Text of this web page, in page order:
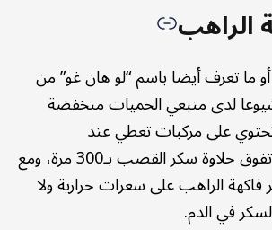
الراهب
ما تعرف أيضا باسم “لو هان غو” من
لدى متبعي الحميات منخفضة
تحتوي على مركبات تعطي عند
استخلاصها حلاوة تفوق حلاوة سكر القصب بـ300 مرة، ومع
الراهب على سعرات حرارية ولا
في الدم.